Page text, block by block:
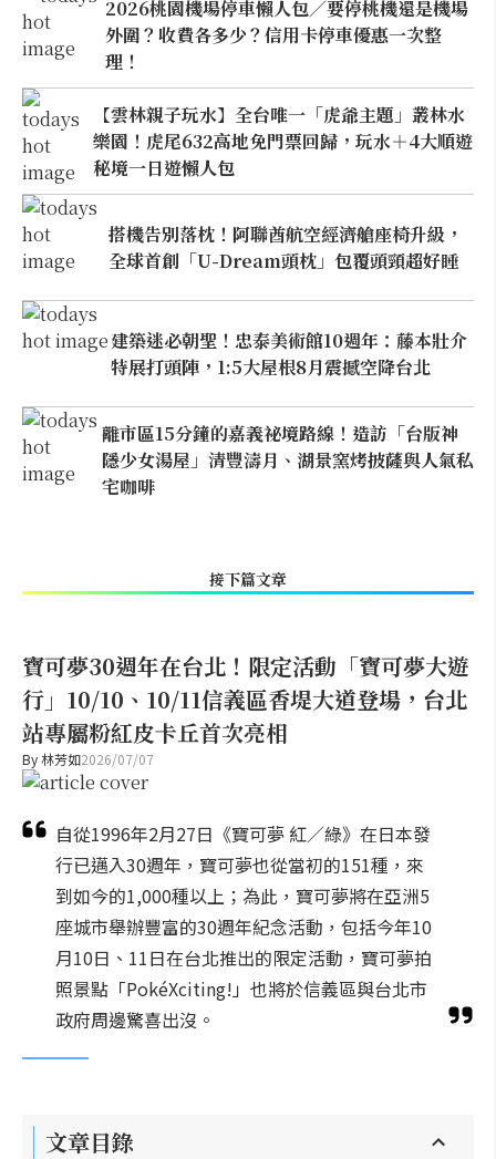
2026桃園機場停車懶人包／要停桃機還是機場
外圍？收費各多少？信用卡停車優惠一次整
理！
【雲林親子玩水】全台唯一「虎爺主題」叢林水
樂園！虎尾632高地免門票回歸，玩水＋4大順遊
秘境一日遊懶人包
搭機告別落枕！阿聯酋航空經濟艙座椅升級，
全球首創「U-Dream頭枕」包覆頭頸超好睡
建築迷必朝聖！忠泰美術館10週年：藤本壯介
特展打頭陣，1:5大屋根8月震撼空降台北
離市區15分鐘的嘉義祕境路線！造訪「台版神
隱少女湯屋」清豐濤月、湖景窯烤披薩與人氣私
宅咖啡
接下篇文章
寶可夢30週年在台北！限定活動「寶可夢大遊
行」10/10、10/11信義區香堤大道登場，台北
站專屬粉紅皮卡丘首次亮相
By林芳如2026/07/07
自從1996年2月27日《寶可夢 紅／綠》在日本發
行已邁入30週年，寶可夢也從當初的151種，來
到如今的1,000種以上；為此，寶可夢將在亞洲5
座城市舉辦豐富的30週年紀念活動，包括今年10
月10日、11日在台北推出的限定活動，寶可夢拍
照景點「PokéXciting!」也將於信義區與台北市
政府周邊驚喜出沒。
文章目錄